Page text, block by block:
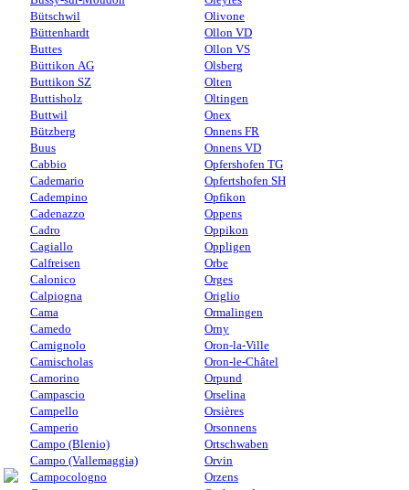
Bütschwil
Büttenhardt
Buttes
Büttikon AG
Buttikon SZ
Buttisholz
Buttwil
Bützberg
Buus
Cabbio
Cademario
Cadempino
Cadenazzo
Cadro
Cagiallo
Calfreisen
Calonico
Calpiogna
Cama
Camedo
Camignolo
Camischolas
Camorino
Campascio
Campello
Camperio
Campo (Blenio)
Campo (Vallemaggia)
Campocologno
Olivone
Ollon VD
Ollon VS
Olsberg
Olten
Oltingen
Onex
Onnens FR
Onnens VD
Opfershofen TG
Opfertshofen SH
Opfikon
Oppens
Oppikon
Oppligen
Orbe
Orges
Origlio
Ormalingen
Orny
Oron-la-Ville
Oron-le-Châtel
Orpund
Orselina
Orsières
Orsonnens
Ortschwaben
Orvin
Orzens